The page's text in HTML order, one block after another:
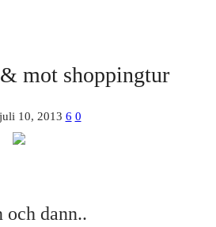
mot shoppingtur
10, 2013 6 0
och dann..